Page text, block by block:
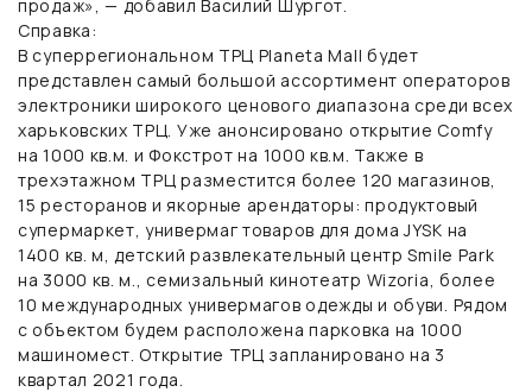
продаж», — добавил Василий Шургот.
Справка:
В суперрегиональном ТРЦ Planeta Mall будет
представлен самый большой ассортимент операторов
электроники широкого ценового диапазона среди всех
харьковских ТРЦ. Уже анонсировано открытие Comfy
на 1000 кв.м. и Фокстрот на 1000 кв.м. Также в
трехэтажном ТРЦ разместится более 120 магазинов,
15 ресторанов и якорные арендаторы: продуктовый
супермаркет, универмаг товаров для дома JYSK на
1400 кв. м, детский развлекательный центр Smile Park
на 3000 кв. м., семизальный кинотеатр Wizoria, более
10 международных универмагов одежды и обуви. Рядом
с объектом будем расположена парковка на 1000
машиномест. Открытие ТРЦ запланировано на 3
квартал 2021 года.